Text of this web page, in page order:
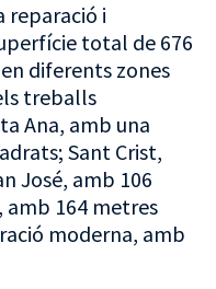
reparació i
total de 676
diferents zones
treballs
Ana, amb una
Sant Crist,
José, amb 106
amb 164 metres
moderna, amb